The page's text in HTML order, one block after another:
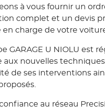
à vous fournir un
complet et un devis
en charge de votre
GARAGE U NIOLU est
aux nouvelles
de ses interventions
au réseau